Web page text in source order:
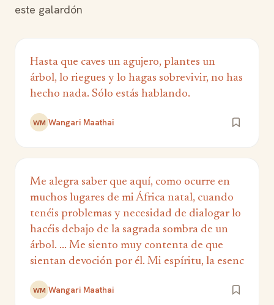
este galardón
Hasta que caves un agujero, plantes un
árbol, lo riegues y lo hagas sobrevivir, no has
hecho nada. Sólo estás hablando.
WM Wangari Maathai
Me alegra saber que aquí, como ocurre en
muchos lugares de mi África natal, cuando
tenéis problemas y necesidad de dialogar lo
hacéis debajo de la sagrada sombra de un
árbol. ... Me siento muy contenta de que
sientan devoción por él. Mi espíritu, la esenc
WM Wangari Maathai